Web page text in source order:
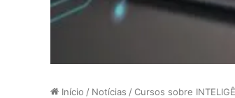
Início / Notícias /Cursos sobre